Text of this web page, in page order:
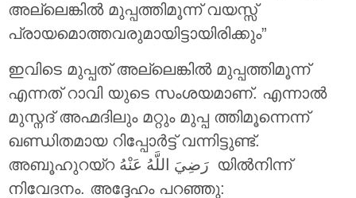
അല്ലെങ്കിൽ മുപ്പത്തിമൂന്ന് വയസ്സ്
പ്രായമൊത്തവരുമായിട്ടായിരിക്കും”
ഇവിടെ മുപ്പത് അല്ലെങ്കിൽ മുപ്പത്തിമൂന്ന്
എന്നത് റാവി യുടെ സംശയമാണ്. എന്നാൽ
മുസ്നദ് അഹ്മദിലും മറ്റും മുപ്പ ത്തിമൂന്നെന്ന്
ഖണ്ഡിതമായ റിപ്പോർട്ട് വന്നിട്ടുണ്ട്.
അബൂഹുറയ്റ
യിൽനിന്ന്
നിവേദനം. അദ്ദേഹം പറഞ്ഞു: